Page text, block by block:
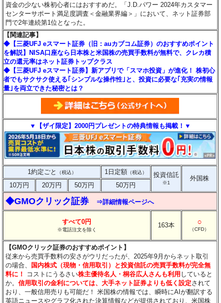
資金の少ない株初心者にはおすすめだ。「J.D.パワー 2024年カスタマー
センターサポート満足度調査＜金融業界編＞」において、ネット証券部
門で2年連続第1位となった。
【関連記事】
◆【三菱UFJ eスマート証券（旧：auカブコム証券）のおすすめポイント
を解説】NISA口座なら日本株と米国株の売買手数料が無料で、クレカ積
立の還元率はネット証券トップクラス
◆【三菱UFJ eスマート証券】新アプリで「スマホ投資」が進化！ 株初心
者でもサクサク使える｢シンプルな操作性｣と、投資に必要な｢充実の情報
量｣を両立できた秘密とは？
▼【ザイ限定】2000円プレゼントの特典情報も掲載！▼
1約定ごと （税込） 1日定額 （税込） 投資信託
※1
外国株
10万円
20万円 50万円 50万円
◆GMOクリック証券 ⇒詳細情報ページへ
すべて0円
※電話注文を除く
163本 ○
（CFD）
【GMOクリック証券のおすすめポイント】
従来から売買手数料の安さがウリだったが、2025年9月からネット取引
の場合、
国内株式（現物・信用取引）と投資信託の売買手数料が完全無
料に！
コストにうるさい株主優待名人・桐谷広人さんも利用 していると
か。信用取引の金利については、大手ネット証券よりも低く設定されて
おり、一般信用売りも可能だ！ 米国株の情報では、瞬時にAIが翻訳する
英語ニュースやグラフ化された決算情報などが提供されており、米国株